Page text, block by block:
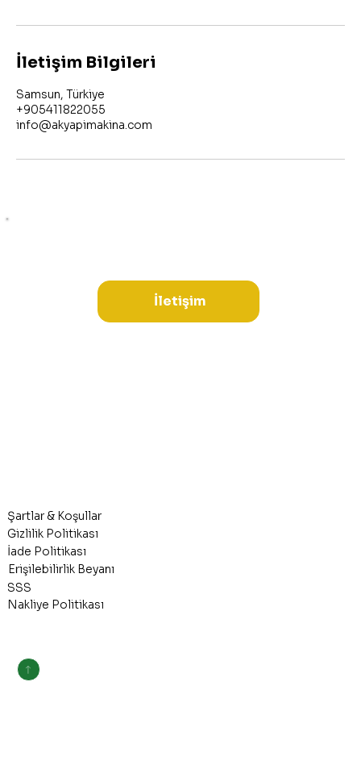
İletişim Bilgileri
Samsun, Türkiye
+905411822055
info@akyapimakina.com
İletişim
Şartlar & Koşullar
Gizlilik Politikası
İade Politikası
Erişilebilirlik Beyanı
Nakliye Politikası
SSS